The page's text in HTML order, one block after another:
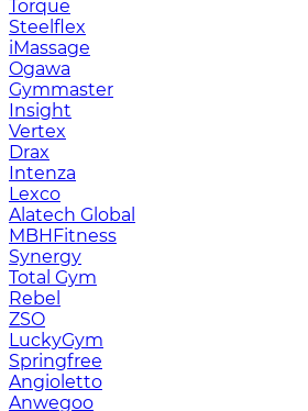
Torque
Steelflex
iMassage
Ogawa
Gymmaster
Insight
Vertex
Drax
Intenza
Lexco
Alatech Global
MBHFitness
Synergy
Total Gym
Rebel
ZSO
LuckyGym
Springfree
Angioletto
Anwegoo